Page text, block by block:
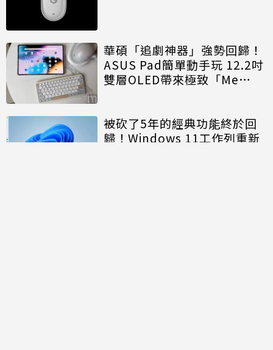
華碩「追劇神器」強勢回歸！
ASUS Pad簡單動手玩 12.2吋
雙層OLED帶來極致「Me
被砍了5年的經典功能終於回
歸！Windows 11工作列重新